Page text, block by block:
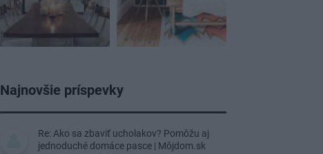
Najnovšie príspevky
Re: Ako sa zbaviť ucholakov? Pomôžu aj
jednoduché domáce pasce | Môjdom.sk